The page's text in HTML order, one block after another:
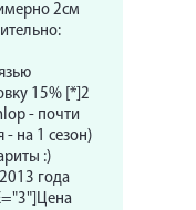
2см
15% [*]2
- почти
- на 1 сезон)
:)
года